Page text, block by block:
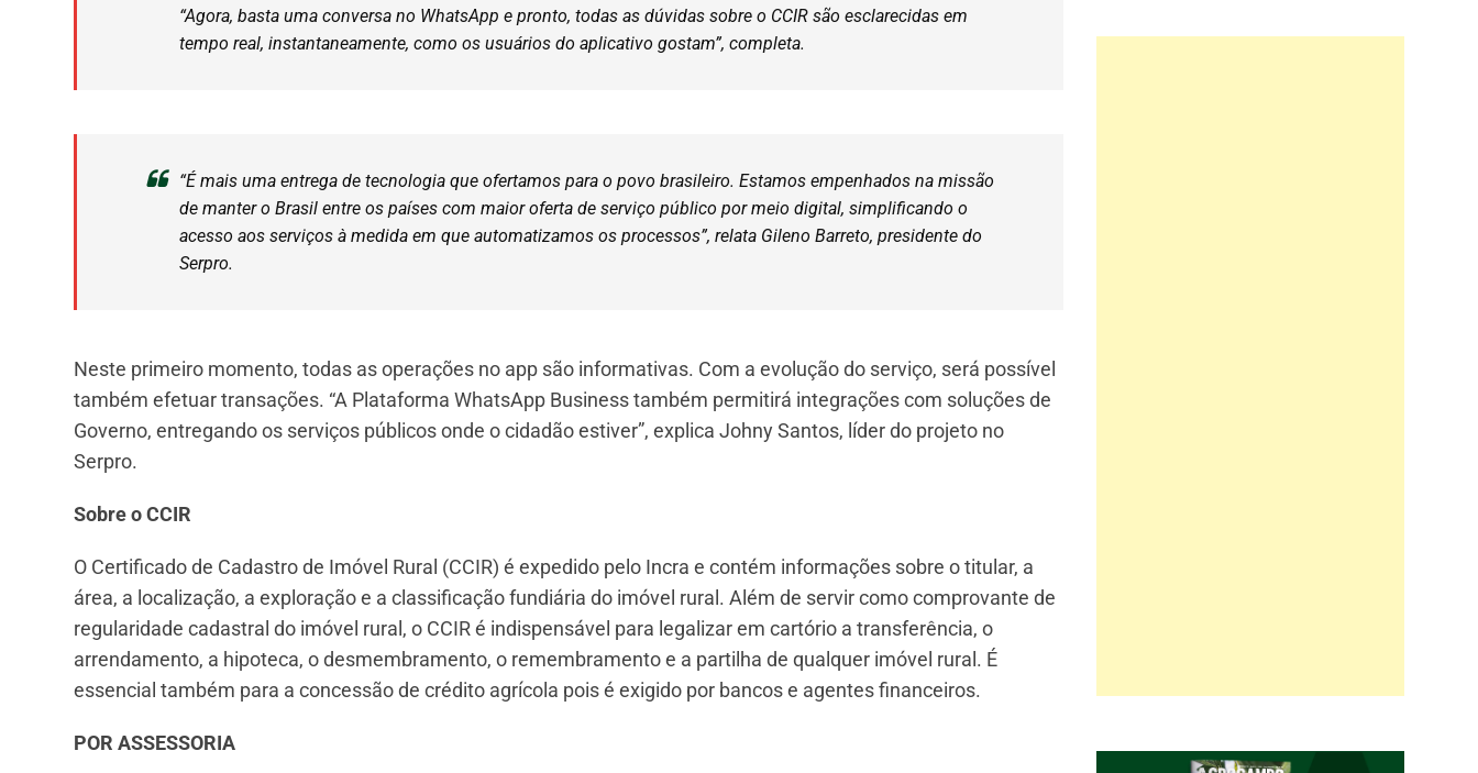
“Agora, basta uma conversa no WhatsApp e pronto, todas as dúvidas sobre o CCIR são esclarecidas em
tempo real, instantaneamente, como os usuários do aplicativo gostam”, completa.
“É mais uma entrega de tecnologia que ofertamos para o povo brasileiro. Estamos empenhados na missão
de manter o Brasil entre os países com maior oferta de serviço público por meio digital, simplificando o
acesso aos serviços à medida em que automatizamos os processos”, relata Gileno Barreto, presidente do
Serpro.
Neste primeiro momento, todas as operações no app são informativas. Com a evolução do serviço, será possível
também efetuar transações. “A Plataforma WhatsApp Business também permitirá integrações com soluções de
Governo, entregando os serviços públicos onde o cidadão estiver”, explica Johny Santos, líder do projeto no
Serpro.
Sobre o CCIR
O Certificado de Cadastro de Imóvel Rural (CCIR) é expedido pelo Incra e contém informações sobre o titular, a
área, a localização, a exploração e a classificação fundiária do imóvel rural. Além de servir como comprovante de
regularidade cadastral do imóvel rural, o CCIR é indispensável para legalizar em cartório a transferência, o
arrendamento, a hipoteca, o desmembramento, o remembramento e a partilha de qualquer imóvel rural. É
essencial também para a concessão de crédito agrícola pois é exigido por bancos e agentes financeiros.
POR ASSESSORIA